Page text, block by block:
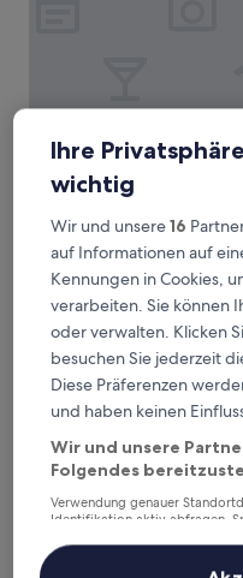
2. Kviberg Park
Kviberg Park Hotel &
3.5-
Unterkunft
8.6
von
10,
Hervorragend,
Bewertungen)
8,6/10 Hervorragend
Hotel & Hostel 10
Ihre
wichtig
Wir und unsere16
auf Informationen auf
Kennungen in Cookies,
verarbeiten. Sie können
oder verwalten. Klicken
besuchen Sie jederzeit
Diese Präferenzen
und haben keinen
Wir und unsere
Folgendes
Verwendung genauer
Identifikation aktiv abfragen.
Inhalte, Messung von
Zielgruppenforschung sowie